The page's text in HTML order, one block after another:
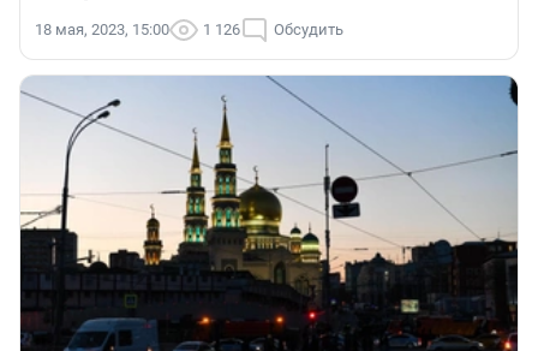
18 мая, 2023, 15:00 1 126 Обсудить